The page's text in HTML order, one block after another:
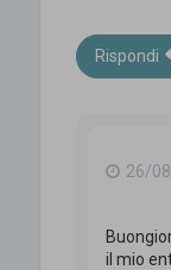
Rispondi
26/
il mio